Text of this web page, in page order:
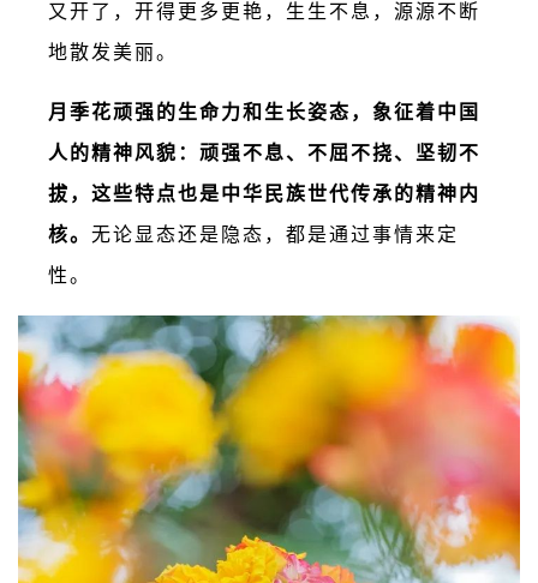
又开了，开得更多更艳，生生不息，源源不断
地散发美丽。
月季花顽强的生命力和生长姿态，象征着中国
人的精神风貌：顽强不息、不屈不挠、坚韧不
拔，这些特点也是中华民族世代传承的精神内
核。 无论显态还是隐态，都是通过事情来定
性。